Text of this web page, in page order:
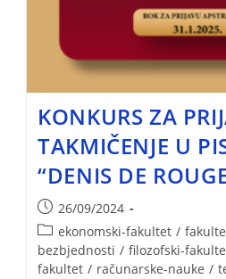
KONKURS ZA
TAKMIČENJE U
“DENIS DE
26/09/2024
ekonomski-fakultet /
bezbjednosti / filozofski-
fakultet / računarske-nauke /